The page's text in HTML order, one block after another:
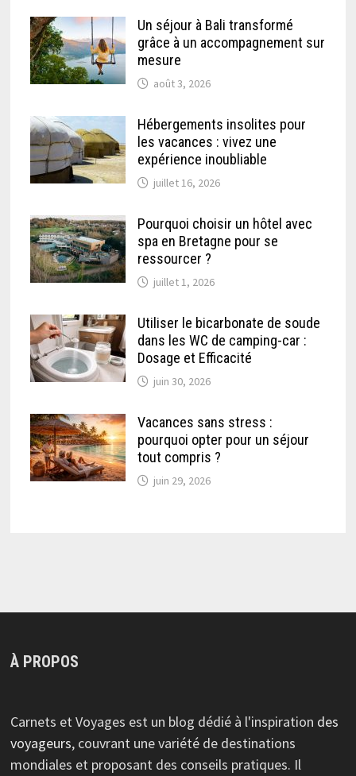
Un séjour à Bali transformé
grâce à un accompagnement sur
mesure
août 3, 2026
Hébergements insolites pour
les vacances : vivez une
expérience inoubliable
juillet 16, 2026
Pourquoi choisir un hôtel avec
spa en Bretagne pour se
ressourcer ?
juillet 1, 2026
Utiliser le bicarbonate de soude
dans les WC de camping-car :
Dosage et Efficacité
juin 30, 2026
Vacances sans stress :
pourquoi opter pour un séjour
tout compris ?
juin 29, 2026
À PROPOS
Carnets et Voyages est un blog dédié à l'inspiration des
voyageurs, couvrant une variété de destinations
mondiales et proposant des conseils pratiques. Il